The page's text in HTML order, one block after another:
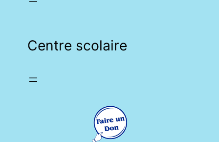
Centre scolaire